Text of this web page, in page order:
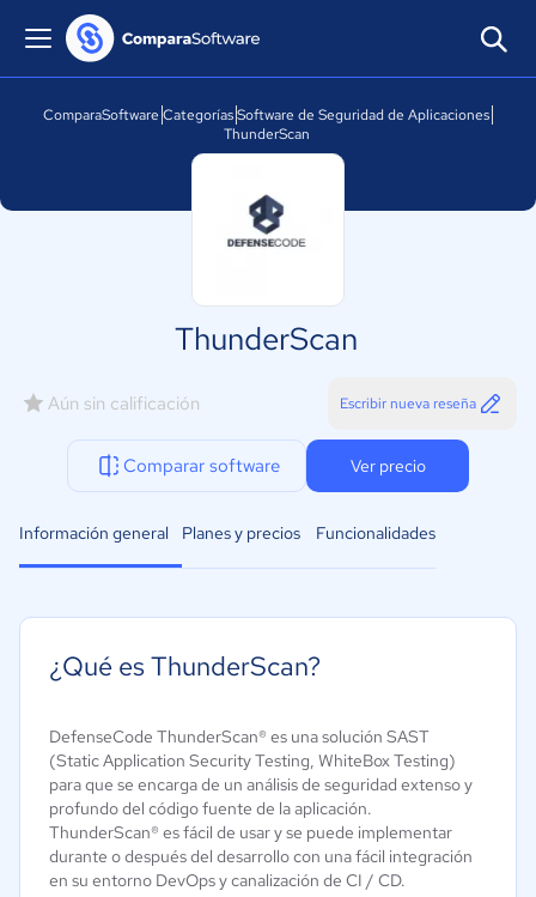
ComparaSoftware CategoríasSoftware de Seguridad de Aplicaciones
ThunderScan
ThunderScan
Aún sin calificación Escribir nueva reseña
Comparar software Ver precio
Información general Planes y precios Funcionalidades
¿Qué es ThunderScan?
DefenseCode ThunderScan® es una solución SAST
(Static Application Security Testing, WhiteBox Testing)
para que se encarga de un análisis de seguridad extenso y
profundo del código fuente de la aplicación.
ThunderScan® es fácil de usar y se puede implementar
durante o después del desarrollo con una fácil integración
en su entorno DevOps y canalización de CI / CD.